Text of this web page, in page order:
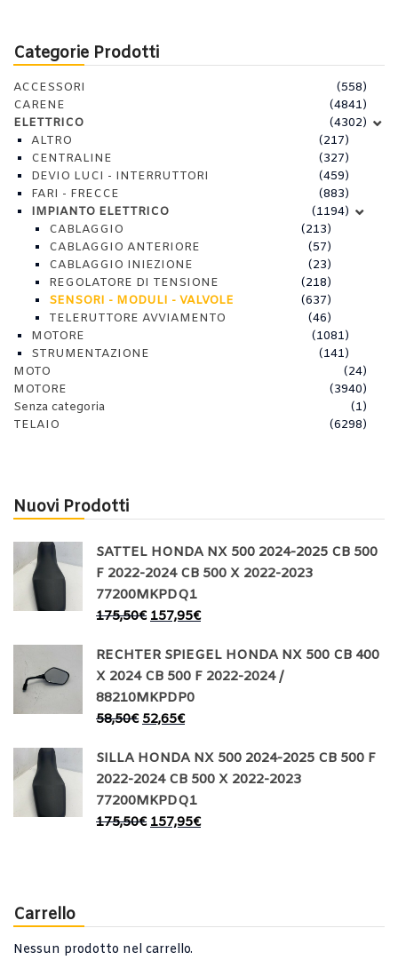
Categorie Prodotti
ACCESSORI
(558)
CARENE
(4841)
ELETTRICO
(4302)
ALTRO
(217)
CENTRALINE
(327)
DEVIO LUCI - INTERRUTTORI
(459)
FARI - FRECCE
(883)
IMPIANTO ELETTRICO
(1194)
CABLAGGIO
(213)
CABLAGGIO ANTERIORE
(57)
CABLAGGIO INIEZIONE
(23)
REGOLATORE DI TENSIONE
(218)
SENSORI - MODULI - VALVOLE
(637)
TELERUTTORE AVVIAMENTO
(46)
MOTORE
(1081)
STRUMENTAZIONE
(141)
MOTO
(24)
MOTORE
(3940)
Senza categoria
(1)
TELAIO
(6298)
Nuovi Prodotti
SATTEL HONDA NX 500 2024-2025 CB 500
F 2022-2024 CB 500 X 2022-2023
77200MKPDQ1
175,50€ 157,95€
RECHTER SPIEGEL HONDA NX 500 CB 400
X 2024 CB 500 F 2022-2024 /
88210MKPDP0
58,50€ 52,65€
SILLA HONDA NX 500 2024-2025 CB 500 F
2022-2024 CB 500 X 2022-2023
77200MKPDQ1
175,50€ 157,95€
Carrello
Nessun prodotto nel carrello.